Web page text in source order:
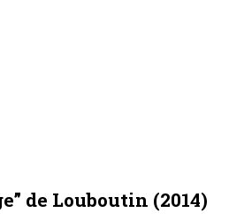
de Louboutin (2014)